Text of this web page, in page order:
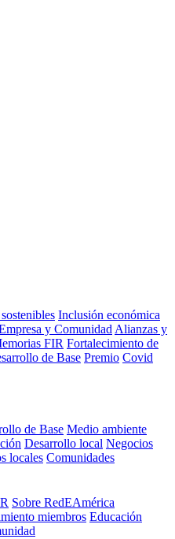
Inclusión económica
y ComunidadAlianzas y
FIR Fortalecimiento de
de Base Premio Covid
de Base Medio ambiente
Desarrollo local Negocios
locales Comunidades
Sobre RedEAmérica
miembros Educación